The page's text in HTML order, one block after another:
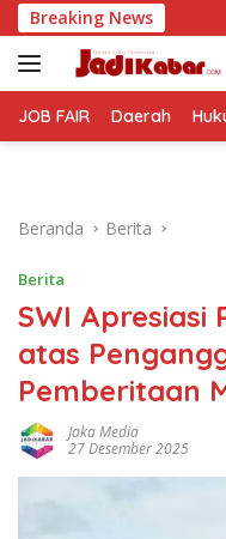
Langsung
ke
konten
Breaking News
JOB FAIR Daerah
Beranda Berita
Berita
SWI Apresiasi
atas
Pemberitaan
Jaka Media
27 Desember 2025